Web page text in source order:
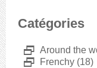
Catégories
D Around the
D Frenchy (18)